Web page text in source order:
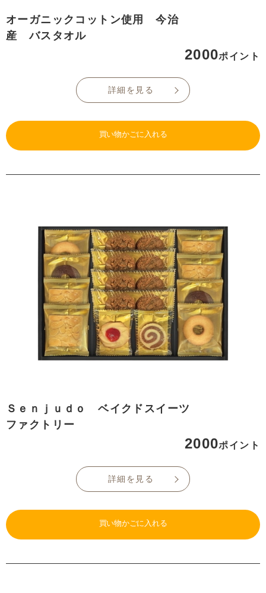
オーガニックコットン使用 今治
産 バスタオル
2000ポイント
詳細を見る
買い物かごに入れる
Ｓｅｎｊｕｄｏ ベイクドスイーツ
ファクトリー
2000ポイント
詳細を見る
買い物かごに入れる